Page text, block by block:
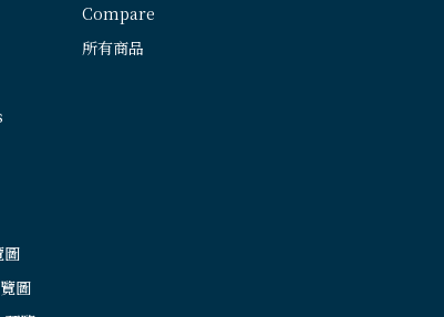
圖
圖
Compare
所有商品